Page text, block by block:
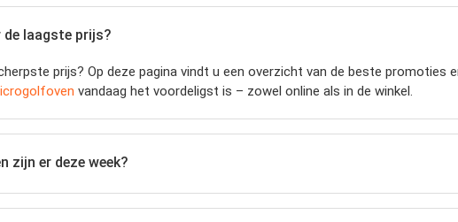
laagste prijs?
prijs? Op deze pagina vindt u een overzicht van de beste promoties
vandaag het voordeligst is – zowel online als in de winkel.
zijn er deze week?